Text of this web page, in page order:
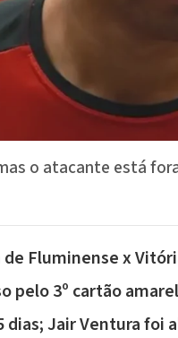
o atacante está
Fluminense x
pelo 3º cartão
dias; Jair Venturafoi